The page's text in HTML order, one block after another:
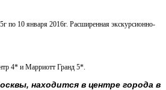
по 10 января 2016г. Расширенная экскурсионно-
4* и Марриотт Гранд 5*.
, находится в центре города в